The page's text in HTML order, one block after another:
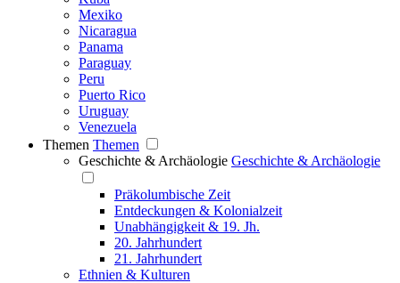
Mexiko
Nicaragua
Panama
Paraguay
Peru
Puerto Rico
Uruguay
Venezuela
Themen Themen
Geschichte & Archäologie Geschichte & Archäologie
Präkolumbische Zeit
Entdeckungen & Kolonialzeit
Unabhängigkeit & 19. Jh.
20. Jahrhundert
21. Jahrhundert
Ethnien & Kulturen